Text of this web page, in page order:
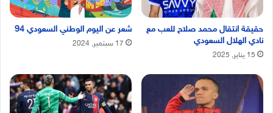
حقيقة انتقال محمد صلاح للعب مع
نادي الهلال السعودي
15 يناير, 2025
شعر عن اليوم الوطني السعودي 94
17 سبتمبر, 2024